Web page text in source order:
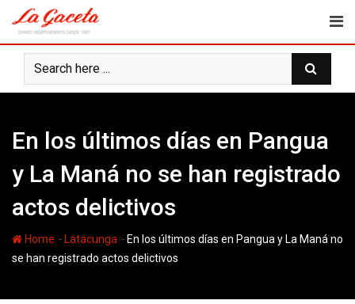
content
En los últimos días en Pangua
y La Maná no se han registrado
actos delictivos
Home - Latacunga - En los últimos días en Pangua y La Maná no
se han registrado actos delictivos